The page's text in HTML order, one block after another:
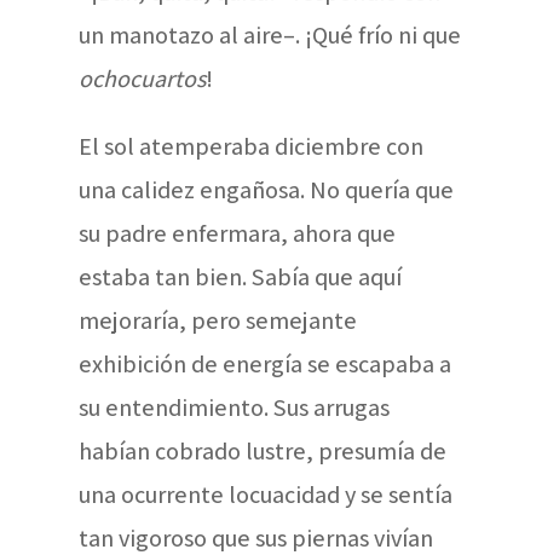
un manotazo al aire–. ¡Qué frío ni que
ochocuartos!
El sol atemperaba diciembre con
una calidez engañosa. No quería que
su padre enfermara, ahora que
estaba tan bien. Sabía que aquí
mejoraría, pero semejante
exhibición de energía se escapaba a
su entendimiento. Sus arrugas
habían cobrado lustre, presumía de
una ocurrente locuacidad y se sentía
tan vigoroso que sus piernas vivían